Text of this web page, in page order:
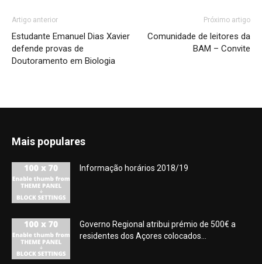
Artigo anterior
Estudante Emanuel Dias Xavier
defende provas de
Doutoramento em Biologia
Próximo artigo
Comunidade de leitores da
BAM – Convite
Mais populares
Informação horários 2018/19
Governo Regional atribui prémio de 500€ a
residentes dos Açores colocados...